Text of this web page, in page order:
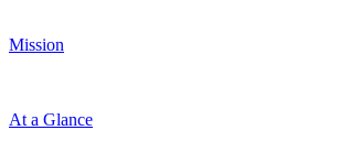
Mission
At a Glance